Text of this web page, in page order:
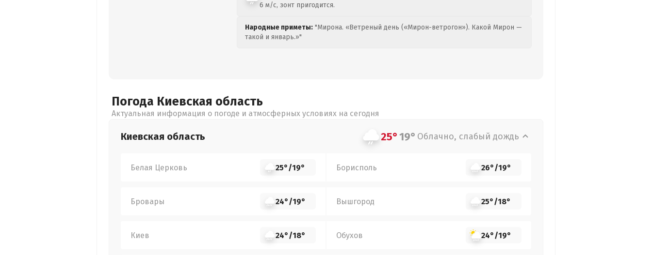
6 м/с, зонт пригодится.
Народные приметы: "Мирона. «Ветреный день («Мирон-ветрогон»). Какой Мирон —
такой и январь.»"
Погода Киевская область
Актуальная информация о погоде и атмосферных условиях на сегодня
Киевская область 25°19° Облачно, слабый дождь
Белая Церковь 25°/19° Борисполь 26°/19°
Бровары 24°/19° Вышгород 25°/18°
Киев 24°/18° Обухов 24°/19°